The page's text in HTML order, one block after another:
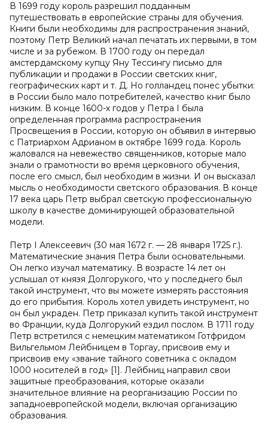
В 1699 году король разрешил подданным
путешествовать в европейские страны для обучения.
Книги были необходимы для распространения знаний,
поэтому Петр Великий начал печатать их первыми, в том
числе и за рубежом. В 1700 году он передал
амстердамскому купцу Яну Тессингу письмо для
публикации и продажи в России светских книг,
географических карт и т. Д. Но голландец понес убытки:
в России было мало потребителей, качество книг было
низким. В конце 1600-х годов у Петра I была
определенная программа распространения
Просвещения в России, которую он объявил в интервью
с Патриархом Адрианом в октябре 1699 года. Король
жаловался на невежество священников, которые мало
знали о грамотности во время церковного обучения,
после его смысл, был необходим в жизни. И он высказал
мысль о необходимости светского образования. В конце
17 века царь Петр выбрал светскую профессиональную
школу в качестве доминирующей образовательной
модели.
Петр I Алексеевич (30 мая 1672 г. — 28 января 1725 г.).
Математические знания Петра были основательными.
Он легко изучал математику. В возрасте 14 лет он
услышал от князя Долгорукого, что у последнего был
такой инструмент, что вы можете измерять расстояния
до его прибытия. Король хотел увидеть инструмент, но
он был украден. Петр приказал купить такой инструмент
во Франции, куда Долгорукий ездил послом. В 1711 году
Петр встретился с немецким математиком Готфридом
Вильгельмом Лейбницем в Торгау, присвоив ему и
присвоив ему «звание тайного советника с окладом
1000 носителей в год» [1]. Лейбниц направил свои
защитные преобразования, которые оказали
значительное влияние на реорганизацию России по
западноевропейской модели, включая организацию
образования.